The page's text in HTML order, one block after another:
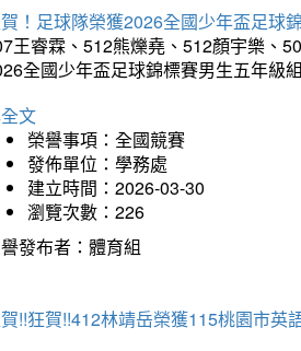
！足球隊榮獲2026全國少年盃足球
王睿霖、512熊爍堯、512顏宇樂、
全國少年盃足球錦標賽男生五年級
文
榮譽事項：全國競賽
發佈單位：學務處
建立時間：2026-03-30
瀏覽次數：226
發布者：體育組
!!狂賀!!412林靖岳榮獲115桃園市英